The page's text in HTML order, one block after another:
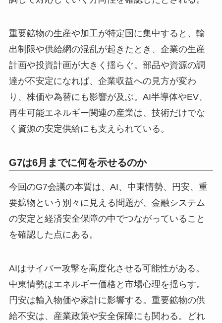
重要鉱物の生産や加工が特定国に集中すると、輸
出制限や供給網の混乱が起きたとき、企業の生産
計画や投資計画が大きく揺らぐ。部品や資源の調
達が不安定になれば、企業収益への見方が変わ
り、株価や為替にも影響が及ぶ。AI半導体やEV、
再生可能エネルギー関連の産業は、技術だけでな
く資源の安定供給にも支えられている。
G7は6月までに何を示せるのか
今回のG7会議の本質は、AI、中東情勢、円安、重
要鉱物という別々に見える問題が、金融システム
の安定と経済安全保障の中でつながっていること
を確認した点にある。
AIはサイバー攻撃を高度化させる可能性がある。
中東情勢はエネルギー価格と市場心理を揺らす。
円安は輸入物価や家計に影響する。重要鉱物の供
給不安は、産業政策や安全保障にも関わる。どれ